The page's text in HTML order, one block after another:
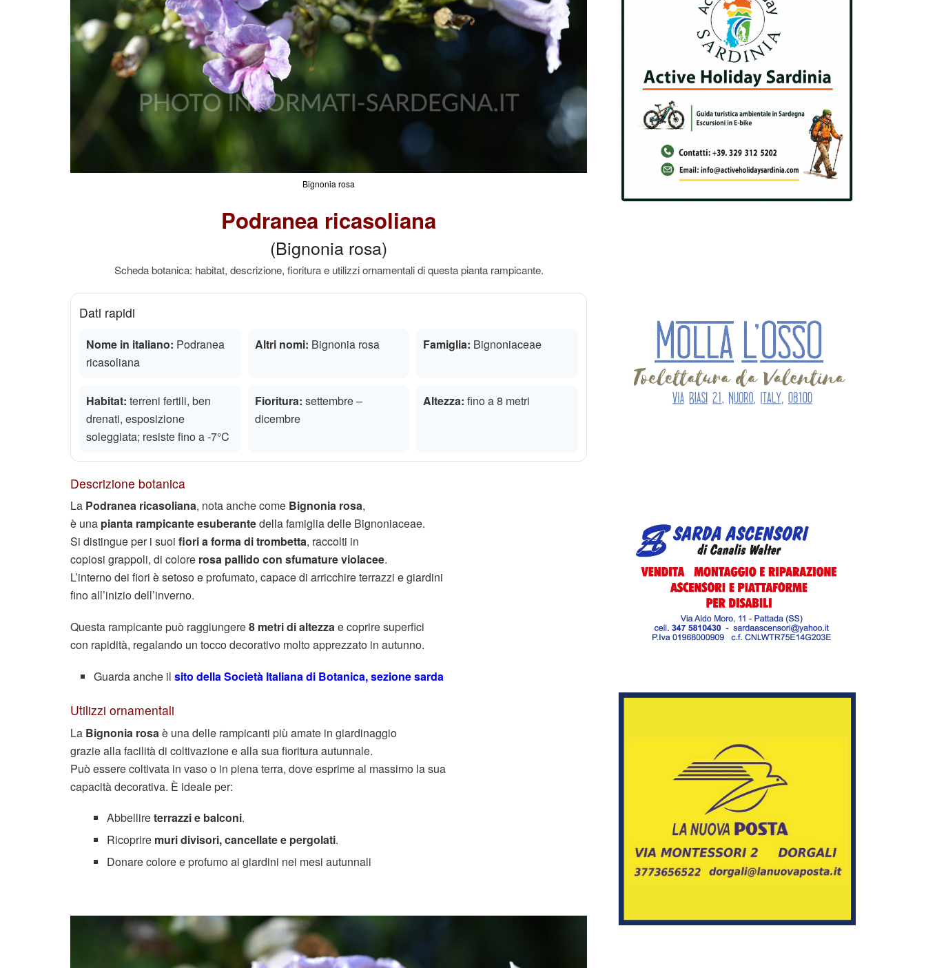
Bignonia rosa
Podranea ricasoliana
(Bignonia rosa)
Scheda botanica: habitat, descrizione, fioritura e utilizzi ornamentali di questa pianta rampicante.
Dati rapidi
Nome in italiano: Podranea
ricasoliana
Altri nomi: Bignonia rosa Famiglia: Bignoniaceae
Habitat: terreni fertili, ben
drenati, esposizione
soleggiata; resiste fino a -7°C
Fioritura: settembre –
dicembre
Altezza: fino a 8 metri
Descrizione botanica
La Podranea ricasoliana, nota anche come Bignonia rosa,
è una pianta rampicante esuberantedella famiglia delle Bignoniaceae.
Si distingue per i suoi fiori a forma di trombetta, raccolti in
copiosi grappoli, di colore rosa pallido con sfumature violacee.
L’interno dei fiori è setoso e profumato, capace di arricchire terrazzi e giardini
fino all’inizio dell’inverno.
Questa rampicante può raggiungere8 metri di altezzae coprire superfici
con rapidità, regalando un tocco decorativo molto apprezzato in autunno.
Guarda anche il sito della Società Italiana di Botanica, sezione sarda
Utilizzi ornamentali
La Bignonia rosaè una delle rampicanti più amate in giardinaggio
grazie alla facilità di coltivazione e alla sua fioritura autunnale.
Può essere coltivata in vaso o in piena terra, dove esprime al massimo la sua
capacità decorativa. È ideale per:
Abbellireterrazzi e balconi.
Ricoprire muri divisori, cancellate e pergolati.
Donare colore e profumo ai giardini nei mesi autunnali